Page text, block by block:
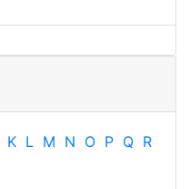
K L M N O P Q R